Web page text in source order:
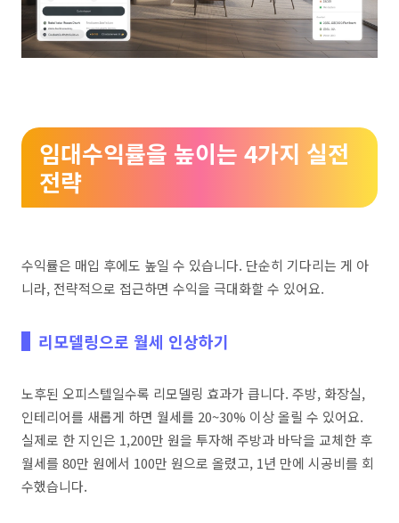
임대수익률을 높이는 4가지 실전
전략
수익률은 매입 후에도 높일 수 있습니다. 단순히 기다리는 게 아
니라, 전략적으로 접근하면 수익을 극대화할 수 있어요.
리모델링으로 월세 인상하기
노후된 오피스텔일수록 리모델링 효과가 큽니다. 주방, 화장실,
인테리어를 새롭게 하면 월세를 20~30% 이상 올릴 수 있어요.
실제로 한 지인은 1,200만 원을 투자해 주방과 바닥을 교체한 후
월세를 80만 원에서 100만 원으로 올렸고, 1년 만에 시공비를 회
수했습니다.